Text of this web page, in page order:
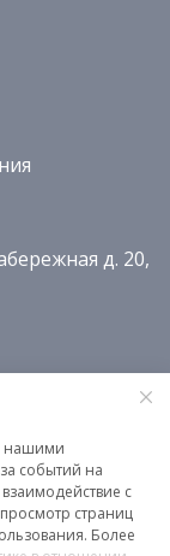
д. 20,
нашими
событий на
с
страниц
Более